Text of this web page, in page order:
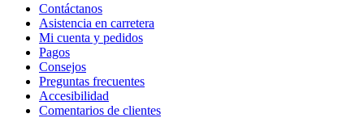
Contáctanos
Asistencia en carretera
Mi cuenta y pedidos
Pagos
Consejos
Preguntas frecuentes
Accesibilidad
Comentarios de clientes